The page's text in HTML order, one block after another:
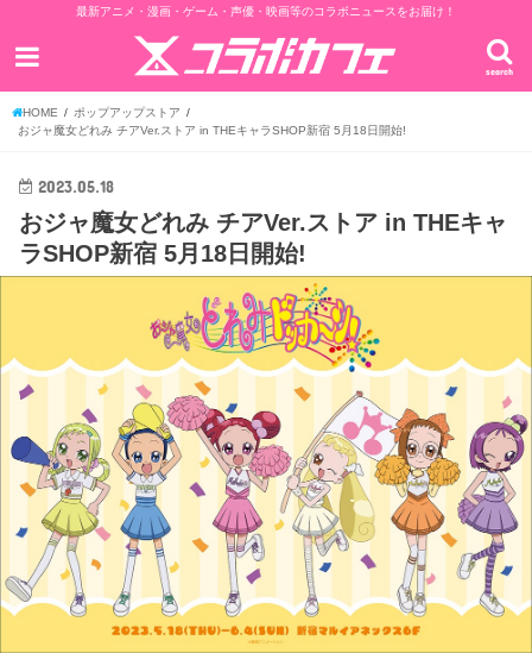
最新アニメ・漫画・ゲーム・声優・映画等のコラボニュースをお届け！
search
HOME
ポップアップストア
おジャ魔女どれみ チアVer.ストア in THEキャラSHOP新宿 5月18日開始!
2023.05.18
おジャ魔女どれみ チアVer.ストア in THEキャ
ラSHOP新宿 5月18日開始!